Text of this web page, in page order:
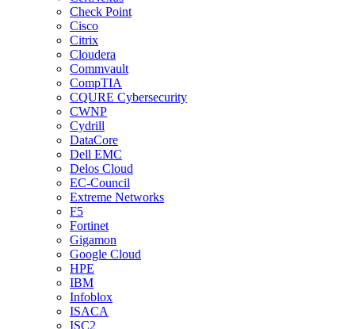
Check Point
Cisco
Citrix
Cloudera
Commvault
CompTIA
CQURE Cybersecurity
CWNP
Cydrill
DataCore
Dell EMC
Delos Cloud
EC-Council
Extreme Networks
F5
Fortinet
Gigamon
Google Cloud
HPE
IBM
Infoblox
ISACA
ISC2